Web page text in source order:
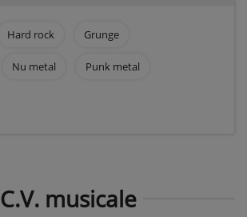
Hard rock Grunge
Nu metal Punk metal
C.V. musicale